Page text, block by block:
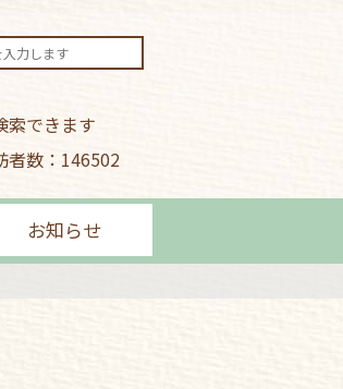
できます
者数：146502
お知らせ